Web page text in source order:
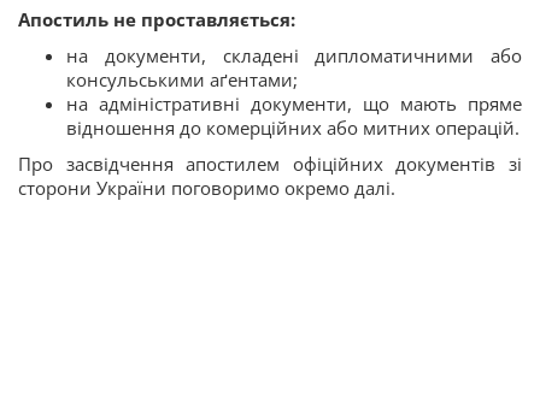
Апостиль не проставляється:
на документи, складені дипломатичними або
консульськими аґентами;
на адміністративні документи, що мають пряме
відношення до комерційних або митних операцій.
Про засвідчення апостилем офіційних документів зі
сторони України поговоримо окремо далі.